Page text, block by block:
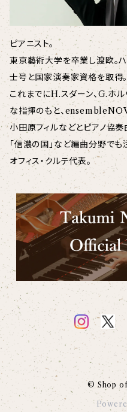
ピアニスト。
東京藝術大学を卒業し渡欧。
士号と国家演奏家資格を取得。
これまでにH.スダーン、G.ホ
な指揮のもと、
小田原フィルなどとピアノ協
「信濃の国」など編曲分野でも
オフィス・クルテ代表。
© Shop